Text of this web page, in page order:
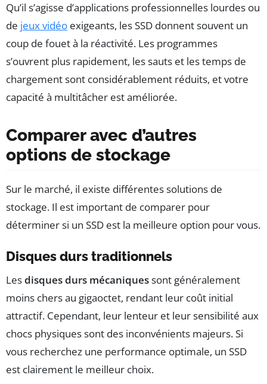
Qu’il s’agisse d’applications professionnelles lourdes ou
de jeux vidéo exigeants, les SSD donnent souvent un
coup de fouet à la réactivité. Les programmes
s’ouvrent plus rapidement, les sauts et les temps de
chargement sont considérablement réduits, et votre
capacité à multitâcher est améliorée.
Comparer avec d’autres
options de stockage
Sur le marché, il existe différentes solutions de
stockage. Il est important de comparer pour
déterminer si un SSD est la meilleure option pour vous.
Disques durs traditionnels
Lesdisques durs mécaniquessont généralement
moins chers au gigaoctet, rendant leur coût initial
attractif. Cependant, leur lenteur et leur sensibilité aux
chocs physiques sont des inconvénients majeurs. Si
vous recherchez une performance optimale, un SSD
est clairement le meilleur choix.